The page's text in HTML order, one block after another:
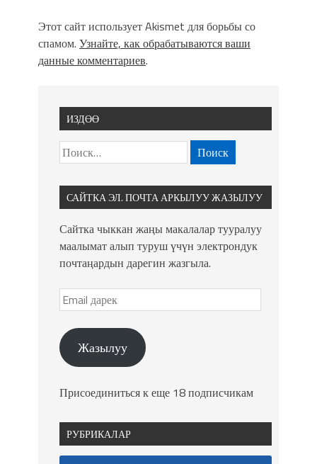
Этот сайт использует Akismet для борьбы со
спамом. Узнайте, как обрабатываются ваши
данные комментариев.
ИЗДӨӨ
САЙТКА ЭЛ. ПОЧТА АРКЫЛУУ ЖАЗЫЛУУ
Сайтка чыккан жаңы макалалар тууралуу
маалымат алып туруш үчүн электрондук
почтаңардын дарегин жазгыла.
Жазылуу
Присоединиться к еще 18 подписчикам
РУБРИКАЛАР